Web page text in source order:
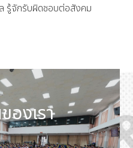
รู้จักรับผิดชอบต่อสังคม
องเรา